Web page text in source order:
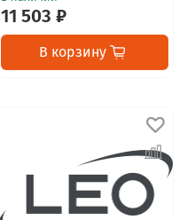
11 503 ₽
В корзину